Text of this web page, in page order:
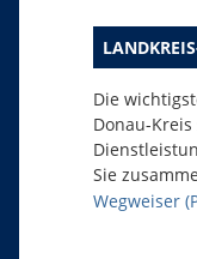
Die
Donau-
Sie
Wegweiser